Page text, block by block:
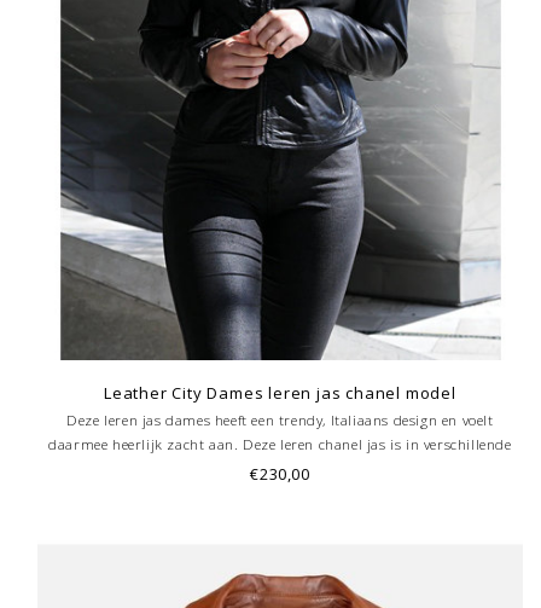
Leather City Dames leren jas chanel model
Deze leren jas dames heeft een trendy, Italiaans design en voelt
daarmee heerlijk zacht aan. Deze leren chanel jas is in verschillende
kleuren te verkrijgen. De dames leren jas is dankzij de luxueuze -
€230,00